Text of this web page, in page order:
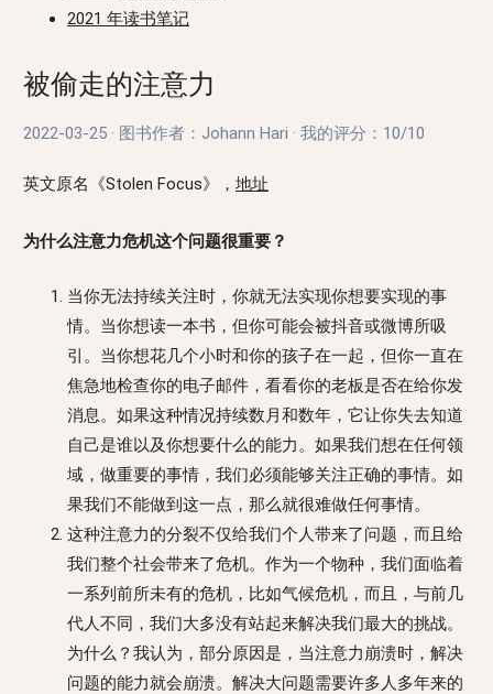
2021 年读书笔记
被偷走的注意力
2022-03-25 · 图书作者：Johann Hari · 我的评分： 10/10
英文原名《Stolen Focus》， 地址
为什么注意力危机这个问题很重要？
当你无法持续关注时，你就无法实现你想要实现的事
情。当你想读一本书，但你可能会被抖音或微博所吸
引。当你想花几个小时和你的孩子在一起，但你一直在
焦急地检查你的电子邮件，看看你的老板是否在给你发
消息。如果这种情况持续数月和数年，它让你失去知道
自己是谁以及你想要什么的能力。如果我们想在任何领
域，做重要的事情，我们必须能够关注正确的事情。如
果我们不能做到这一点，那么就很难做任何事情。
这种注意力的分裂不仅给我们个人带来了问题，而且给
我们整个社会带来了危机。作为一个物种，我们面临着
一系列前所未有的危机，比如气候危机，而且，与前几
代人不同，我们大多没有站起来解决我们最大的挑战。
为什么？我认为，部分原因是，当注意力崩溃时，解决
问题的能力就会崩溃。解决大问题需要许多人多年来的